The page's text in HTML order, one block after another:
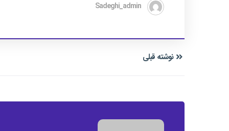
Sadeghi_admin
نوشته قبلی